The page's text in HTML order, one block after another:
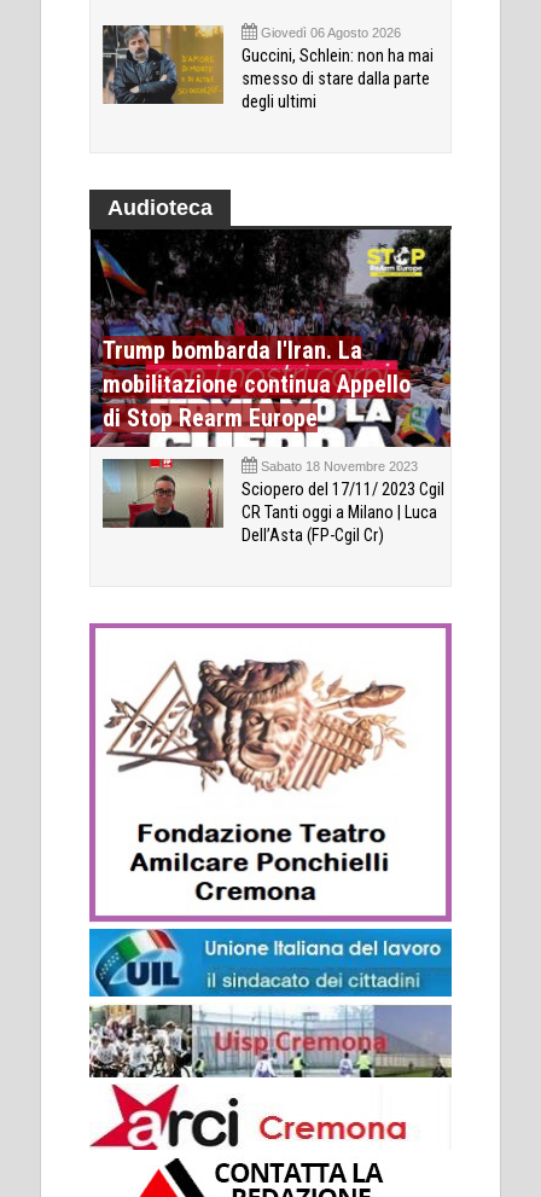
Giovedì 06 Agosto 2026
Guccini, Schlein: non ha mai
smesso di stare dalla parte
degli ultimi
Audioteca
Trump bombarda l'Iran. La
mobilitazione continua Appello
di Stop Rearm Europe
Sabato 18 Novembre 2023
Sciopero del 17/11/ 2023 Cgil
CR Tanti oggi a Milano | Luca
Dell’Asta (FP-Cgil Cr)